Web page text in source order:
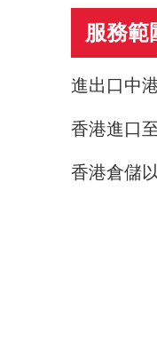
服務範
進出口中
香港進口
香港倉儲